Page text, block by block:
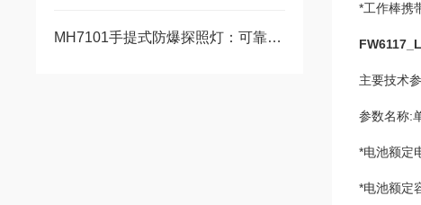
MH7101手提式防爆探照灯：可靠安全的照明解决方案
*工作棒携
主要技术参
参数名称:
*电池额定
*电池额定